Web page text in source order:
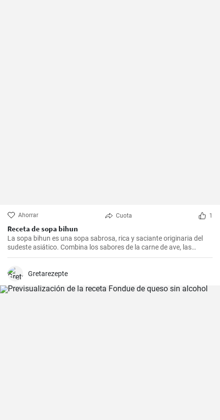
Ahorrar Cuota 1
Receta de sopa bihun
La sopa bihun es una sopa sabrosa, rica y saciante originaria del
sudeste asiático. Combina los sabores de la carne de ave, las
verduras y los fideos de arroz en una sola olla. En casa la
Gretarezepte